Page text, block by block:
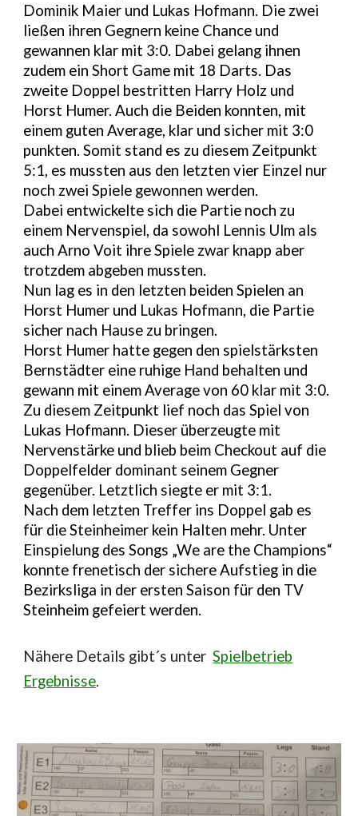
Dominik Maier und Lukas Hofmann. Die zwei
ließen ihren Gegnern keine Chance und
gewannen klar mit 3:0. Dabei gelang ihnen
zudem ein Short Game mit 18 Darts. Das
zweite Doppel bestritten Harry Holz und
Horst Humer. Auch die Beiden konnten, mit
einem guten Average, klar und sicher mit 3:0
punkten. Somit stand es zu diesem Zeitpunkt
5:1, es mussten aus den letzten vier Einzel nur
noch zwei Spiele gewonnen werden.
Dabei entwickelte sich die Partie noch zu
einem Nervenspiel, da sowohl Lennis Ulm als
auch Arno Voit ihre Spiele zwar knapp aber
trotzdem abgeben mussten.
Nun lag es in den letzten beiden Spielen an
Horst Humer und Lukas Hofmann, die Partie
sicher nach Hause zu bringen.
Horst Humer hatte gegen den spielstärksten
Bernstädter eine ruhige Hand behalten und
gewann mit einem Average von 60 klar mit 3:0.
Zu diesem Zeitpunkt lief noch das Spiel von
Lukas Hofmann. Dieser überzeugte mit
Nervenstärke und blieb beim Checkout auf die
Doppelfelder dominant seinem Gegner
gegenüber. Letztlich siegte er mit 3:1.
Nach dem letzten Treffer ins Doppel gab es
für die Steinheimer kein Halten mehr. Unter
Einspielung des Songs „We are the Champions“
konnte frenetisch der sichere Aufstieg in die
Bezirksliga in der ersten Saison für den TV
Steinheim gefeiert werden.
Nähere Details gibt´s unterSpielbetrieb
Ergebnisse.